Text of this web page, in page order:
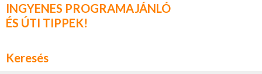
INGYENES PROGRAMAJÁNLÓ
ÉS ÚTI TIPPEK!
Keresés